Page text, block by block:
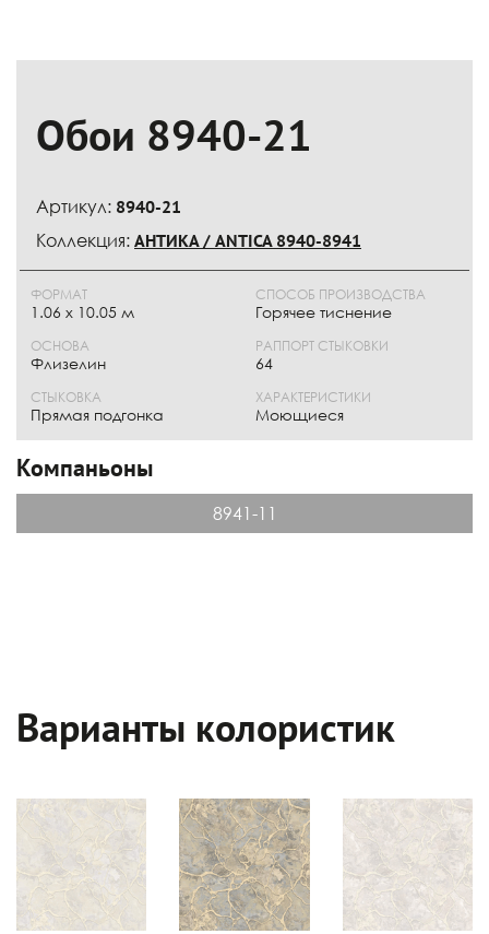
Обои 8940-21
Артикул: 8940-21
Коллекция: АНТИКА / ANTICA 8940-8941
ФОРМАТ
1.06 х 10.05 м
ОСНОВА
Флизелин
СПОСОБ ПРОИЗВОДСТВА
Горячее тиснение
РАППОРТ СТЫКОВКИ
64
СТЫКОВКА
Прямая подгонка
ХАРАКТЕРИСТИКИ
Моющиеся
Компаньоны
8941-11
Варианты колористик